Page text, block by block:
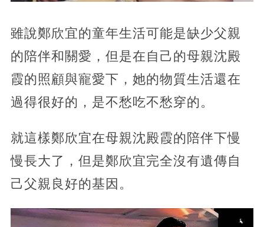
雖說鄭欣宜的童年生活可能是缺少父親
的陪伴和關愛，但是在自己的母親沈殿
霞的照顧與寵愛下，她的物質生活還在
過得很好的，是不愁吃不愁穿的。
就這樣鄭欣宜在母親沈殿霞的陪伴下慢
慢長大了，但是鄭欣宜完全沒有遺傳自
己父親良好的基因。